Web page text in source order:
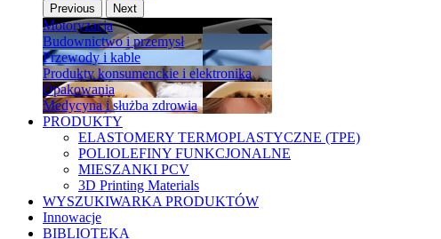
Previous Next
Motoryzacja
Budownictwo i przemysł
Przewody i kable
Produkty konsumenckie i elektronika
Opakowania
Medycyna i służba zdrowia
PRODUKTY
ELASTOMERY TERMOPLASTYCZNE (TPE)
POLIOLEFINY FUNKCJONALNE
MIESZANKI PCV
3D Printing Materials
WYSZUKIWARKA PRODUKTÓW
Innowacje
BIBLIOTEKA